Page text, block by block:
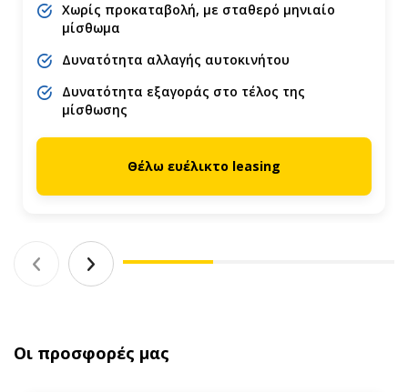
Χωρίς προκαταβολή, με σταθερό μηνιαίο
μίσθωμα
Δυνατότητα αλλαγής αυτοκινήτου
Δυνατότητα εξαγοράς στο τέλος της
μίσθωσης
Θέλω ευέλικτο leasing
Οι προσφορές μας